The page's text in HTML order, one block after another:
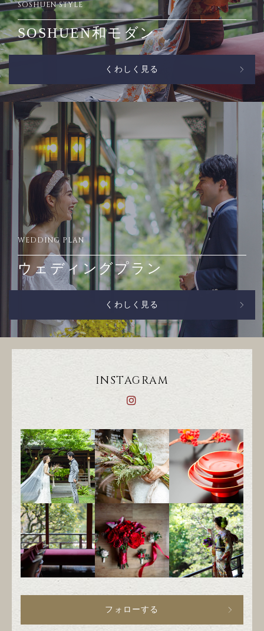
SOSHUEN STYLE
SOSHUEN和モダン
くわしく見る
WEDDING PLAN
ウェディングプラン
くわしく見る
INSTAGRAM
フォローする